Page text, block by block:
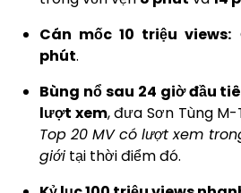
Cán mốc 10 triệu views:
phút.
Bùng nổ sau 24 giờ đầu
lượt xem, đưa Sơn Tùng
Top 20 MV có lượt xem
giới tại thời điểm đó.